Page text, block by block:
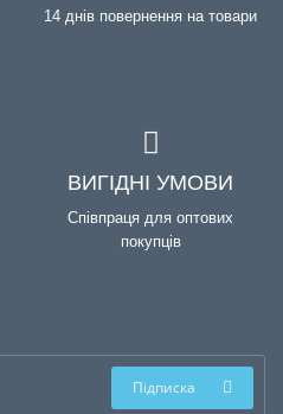
14 днів повернення на товари
ВИГІДНІ УМОВИ
Співпраця для оптових
покупців
Підписка